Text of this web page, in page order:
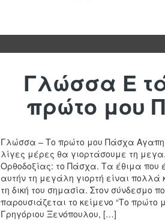
Γλώσσα Ε
πρώτο μου
Γλώσσα – Το πρώτο μου Πάσχα
λίγες μέρες θα γιορτάσουμε τη
Ορθοδοξίας: το Πάσχα. Τα έθιμα που
αυτήν τη μεγάλη γιορτή είναι πολλά
τη δική του σημασία. Στον σύνδεσμο
παρουσιάζεται το κείμενο “Το πρώτο
Γρηγόριου Ξενόπουλου, […]